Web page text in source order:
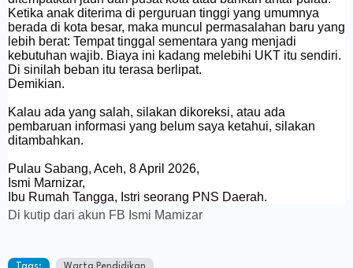
Ketika anak diterima di perguruan tinggi yang umumnya
berada di kota besar, maka muncul permasalahan baru yang
lebih berat: Tempat tinggal sementara yang menjadi
kebutuhan wajib. Biaya ini kadang melebihi UKT itu sendiri.
Di sinilah beban itu terasa berlipat.
Demikian.
Kalau ada yang salah, silakan dikoreksi, atau ada
pembaruan informasi yang belum saya ketahui, silakan
ditambahkan.
Pulau Sabang, Aceh, 8 April 2026,
Ismi Marnizar,
Ibu Rumah Tangga, Istri seorang PNS Daerah.
Di kutip dari akun FB Ismi Mamizar